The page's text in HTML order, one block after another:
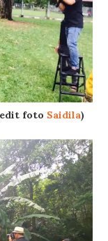
foto Saidila)